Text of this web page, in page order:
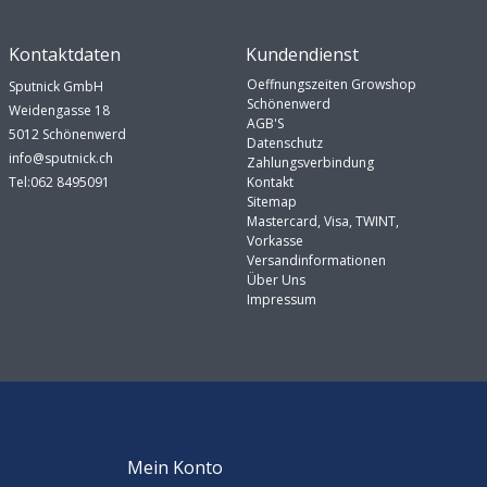
Kontaktdaten
Sputnick GmbH
Weidengasse 18
5012 Schönenwerd
info@sputnick.ch
Tel:062 8495091
Kundendienst
Oeffnungszeiten Growshop
Schönenwerd
AGB'S
Datenschutz
Zahlungsverbindung
Kontakt
Sitemap
Mastercard, Visa, TWINT,
Vorkasse
Versandinformationen
Über Uns
Impressum
Mein Konto